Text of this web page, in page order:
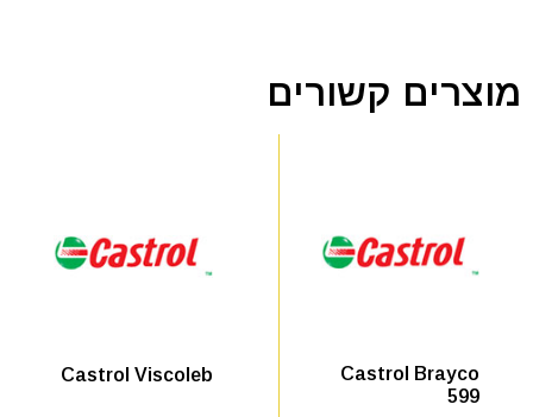
מוצרים קשורים
Castrol Brayco
599
Castrol Viscoleb